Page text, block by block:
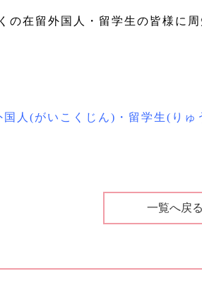
在留外国人・留学生の皆様に
人(がいこくじん)・留学生(り
一覧へ戻る